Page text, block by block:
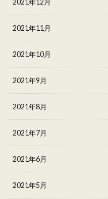
2021年12月
2021年11月
2021年10月
2021年9月
2021年8月
2021年7月
2021年6月
2021年5月